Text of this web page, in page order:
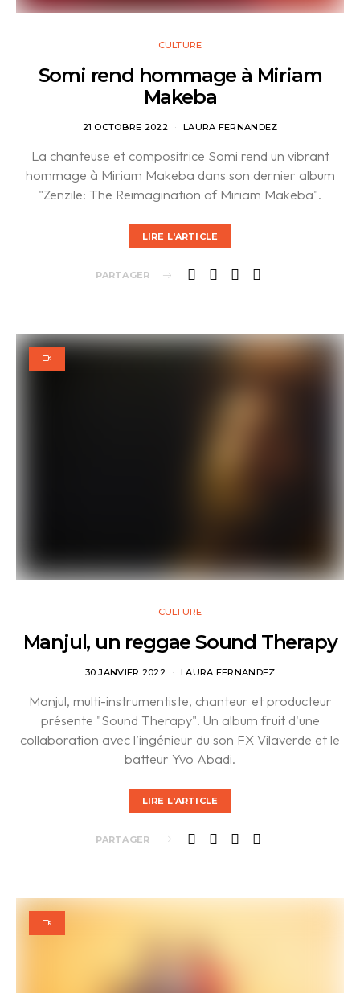
CULTURE
Somi rend hommage à Miriam
Makeba
21 OCTOBRE 2022 LAURA FERNANDEZ
La chanteuse et compositrice Somi rend un vibrant
hommage à Miriam Makeba dans son dernier album
"Zenzile: The Reimagination of Miriam Makeba".
LIRE L'ARTICLE
PARTAGER
CULTURE
Manjul, un reggae Sound Therapy
30 JANVIER 2022 LAURA FERNANDEZ
Manjul, multi-instrumentiste, chanteur et producteur
présente "Sound Therapy". Un album fruit d'une
collaboration avec l’ingénieur du son FX Vilaverde et le
batteur Yvo Abadi.
LIRE L'ARTICLE
PARTAGER